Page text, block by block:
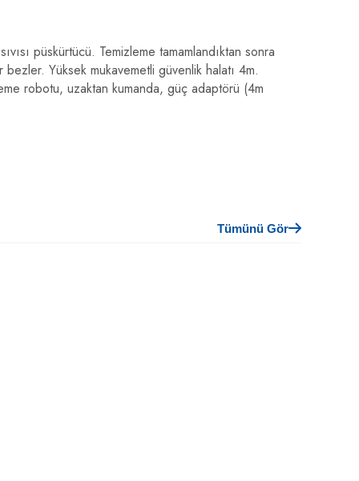
püskürtücü. Temizleme tamamlandıktan sonra
Yüksek mukavemetli güvenlik halatı 4m.
robotu, uzaktan kumanda, güç adaptörü (4m
Tümünü Gör